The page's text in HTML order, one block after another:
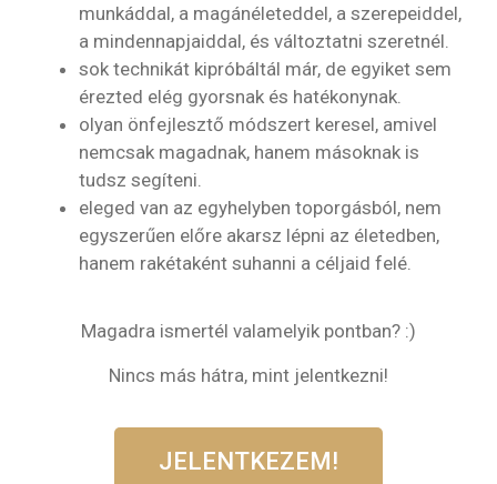
munkáddal, a magánéleteddel, a szerepeiddel,
a mindennapjaiddal, és változtatni szeretnél.
sok technikát kipróbáltál már, de egyiket sem
érezted elég gyorsnak és hatékonynak.
olyan önfejlesztő módszert keresel, amivel
nemcsak magadnak, hanem másoknak is
tudsz segíteni.
eleged van az egyhelyben toporgásból, nem
egyszerűen előre akarsz lépni az életedben,
hanem rakétaként suhanni a céljaid felé.
Magadra ismertél valamelyik pontban? :)
Nincs más hátra, mint jelentkezni!
JELENTKEZEM!